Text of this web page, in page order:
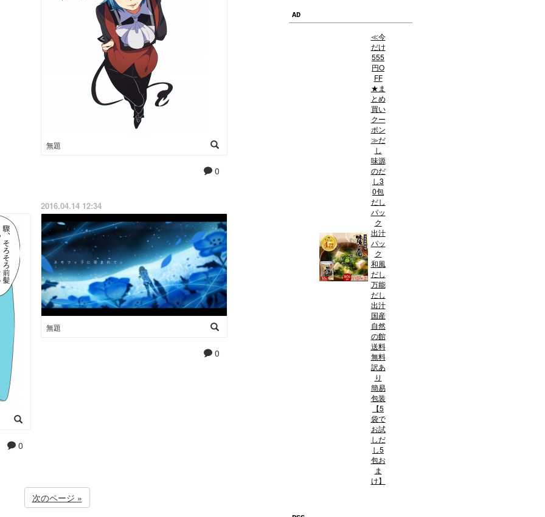
AD
≪今
だけ
555
円O
FF
★ま
とめ
買い
クー
ポン
≫だ
し
味源
のだ
し3
0包
だし
パッ
ク
出汁
パッ
ク
和風
だし
万能
だし
出汁
国産
自然
の館
送料
無料
訳あ
り
簡易
包装
【5
袋で
お試
しだ
し5
包お
ま
け】
無題
0
0
2016.04.14 12:34
無題
0
次のページ »